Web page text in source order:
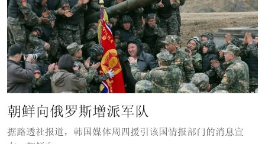
朝鲜向俄罗斯增派军队
据路透社报道，韩国媒体周四援引该国情报部门的消息宣